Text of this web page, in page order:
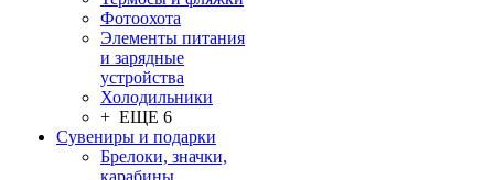
Фотоохота
Элементы питания
и зарядные
устройства
Холодильники
+ ЕЩЕ 6
Сувениры и подарки
Брелоки, значки,
карабины